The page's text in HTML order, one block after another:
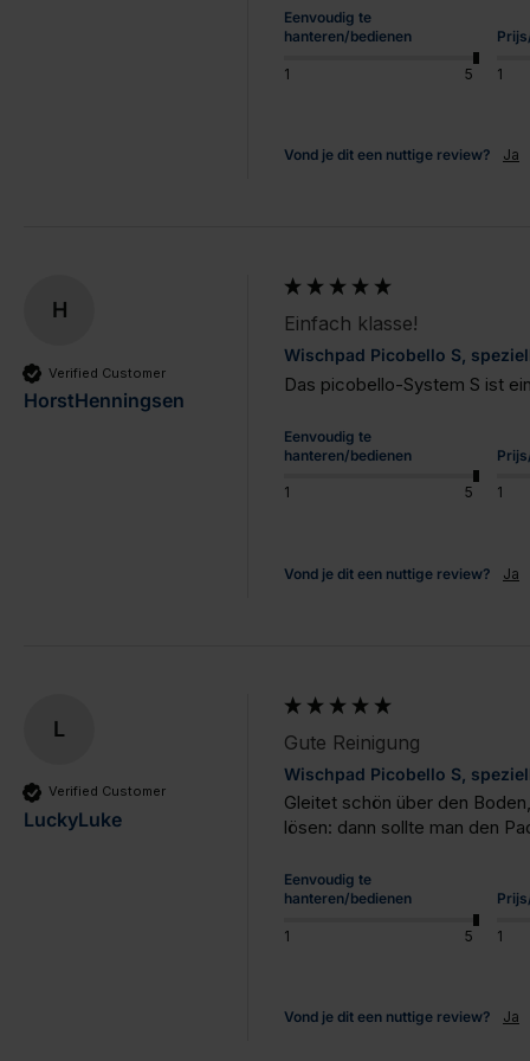
Eenvoudig te
hanteren/bedienen
1 5 1
Vond je dit een nuttige review? Ja
H
Verified Customer
HorstHenningsen
Einfach klasse!
Wischpad Picobello S,
Das picobello-System S ist
Eenvoudig te
hanteren/bedienen
1 5 1
Vond je dit een nuttige review? Ja
L
Verified Customer
LuckyLuke
Gute Reinigung
Wischpad Picobello S,
Gleitet schön über den
lösen: dann sollte man den
Eenvoudig te
hanteren/bedienen
1 5 1
Vond je dit een nuttige review? Ja